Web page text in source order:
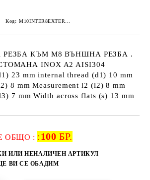
Код:
РЕЗБА КЪМ М8 ВЪНШНА РЕЗБА .
INOX A2 AISI304
23 mm internal thread (d1) 10 mm
8 mm Measurement l2 (l2) 8 mm
7 mm Width across flats (s) 13 mm
ОБЩО : :100 БР.
ИЛИ НЕНАЛИЧЕН АРТИКУЛ
ВИ СЕ ОБАДИМ